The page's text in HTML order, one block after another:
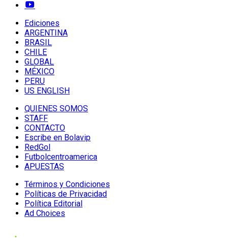
Ediciones
ARGENTINA
BRASIL
CHILE
GLOBAL
MÉXICO
PERU
US ENGLISH
QUIENES SOMOS
STAFF
CONTACTO
Escribe en Bolavip
RedGol
Futbolcentroamerica
APUESTAS
Términos y Condiciones
Políticas de Privacidad
Política Editorial
Ad Choices